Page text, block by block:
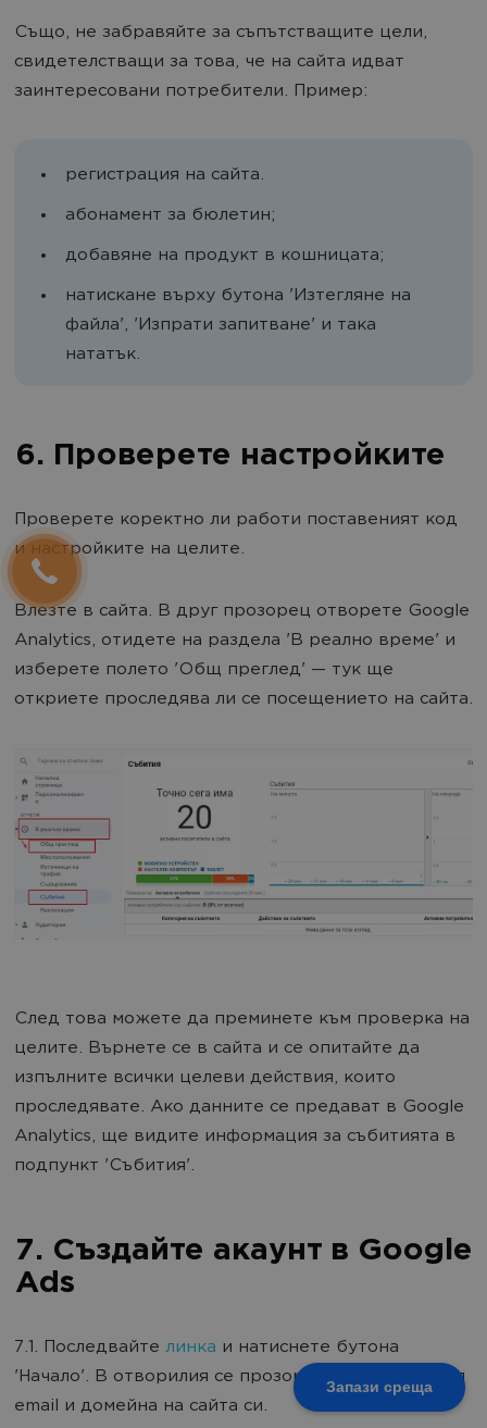
Запази среща
Също, не забравяйте за съпътстващите цели,
свидетелстващи за това, че на сайта идват
заинтересовани потребители. Пример:
регистрация на сайта.
абонамент за бюлетин;
добавяне на продукт в кошницата;
натискане върху бутона 'Изтегляне на
файла', 'Изпрати запитване' и така
нататък.
6. Проверете настройките
Проверете коректно ли работи поставеният код
и настройките на целите.
Влезте в сайта. В друг прозорец отворете Google
Analytics, отидете на раздела 'В реално време' и
изберете полето 'Общ преглед' — тук ще
откриете проследява ли се посещението на сайта.
След това можете да преминете към проверка на
целите. Върнете се в сайта и се опитайте да
изпълните всички целеви действия, които
проследявате. Ако данните се предават в Google
Analytics, ще видите информация за събитията в
подпункт 'Събития'.
7. Създайте акаунт в Google
Ads
7.1. Последвайте линка и натиснете бутона
'Начало'. В отворилия се прозорец въведете своя
email и домейна на сайта си.